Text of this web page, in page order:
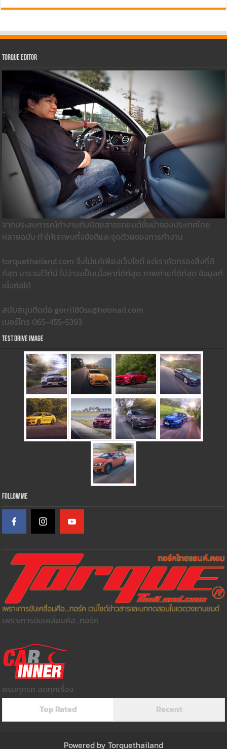
Torque Editor
จากประสบการณ์ทำงานกับนิตยสารรถยนต์ชั้นนำของประเทศไทย
หลายฉบับ ทำให้เราพบทั้งข้อดีและจุดด้วยของการทำงาน
torquethailand.com จึงไม่แค่เพียงเว็บไซต์ แต่เราคัดกรองสิ่งที่ดี
ที่สุด มารวมใว้ที่นี่ ไม่ว่าจะเป็นเนื้อหาที่ดีที่สุด ภาพถ่ายที่ดีที่สุด ข้อมูลที่
เชื่อถือได้
สนับสนุนติดต่อ gorri180sx@hotmail.com
เบอร์โทร 065-455-5393
Test Drive Image
Follow Me
เพราะการขับเคลื่อนคือ...ทอร์ค
ครบทุกรถ สดทุกเรื่อง
Top Rated
Recent
Powered by Torquethailand